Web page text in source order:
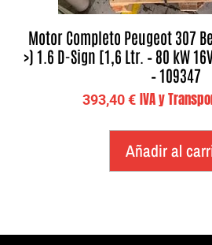
Motor Completo Peugeot 307
>) 1.6 D-Sign [1,6 Ltr. – 80 kW
– 109347
393,40€ IVA y
Añadir al